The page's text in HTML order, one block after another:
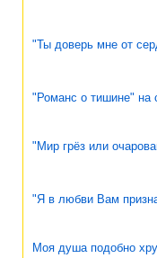
"Ты доверь мне от
"Романс о тишине" на
"Мир грёз или
"Я в любви Вам
Моя душа подобно